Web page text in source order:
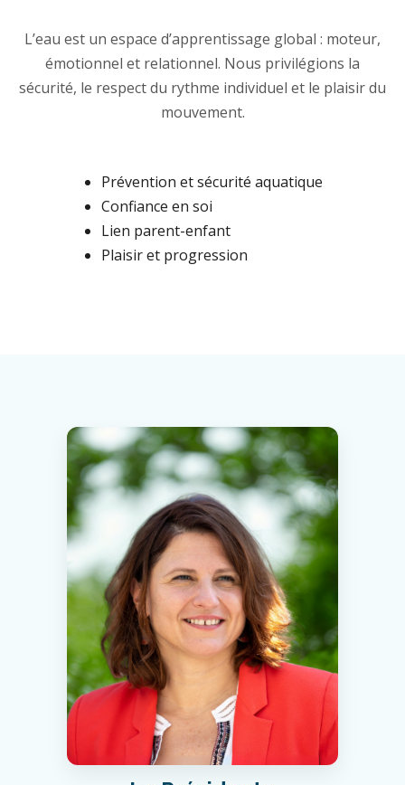
L’eau est un espace d’apprentissage global : moteur,
émotionnel et relationnel. Nous privilégions la
sécurité, le respect du rythme individuel et le plaisir du
mouvement.
Prévention et sécurité aquatique
Confiance en soi
Lien parent-enfant
Plaisir et progression